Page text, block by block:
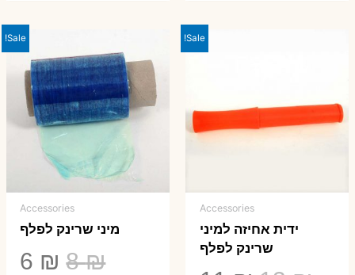
Sale!
Accessories
ידית אחיזה למיני
שרינק לפלף
Sale!
Accessories
מיני שרינק לפלף
8₪
6 ₪